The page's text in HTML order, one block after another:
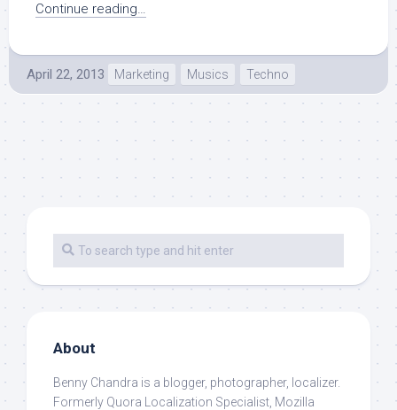
Continue reading…
April 22, 2013 Marketing Musics Techno
About
Benny Chandra is a blogger, photographer, localizer.
Formerly Quora Localization Specialist, Mozilla